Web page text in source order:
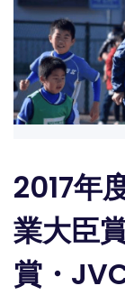
2017年
業大臣
賞・